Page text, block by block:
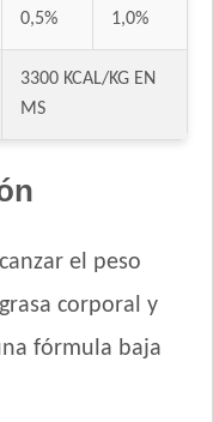
0,5% 1,0%
3300 KCAL/KG EN
MS
el peso
corporal y
fórmula baja